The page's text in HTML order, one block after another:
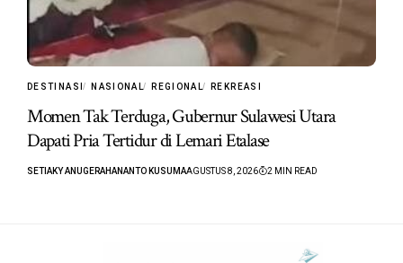
DESTINASI NASIONAL REGIONAL REKREASI
Momen Tak Terduga, Gubernur Sulawesi Utara
Dapati Pria Tertidur di Lemari Etalase
SETIAKY ANUGERAHANANTO KUSUMAAGUSTUS 8, 2026 2 MIN READ